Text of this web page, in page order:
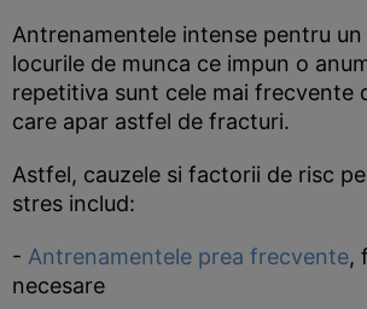
Antrenamentele intense pentru
locurile de munca ce impun o
repetitiva sunt cele mai frecvente
care apar astfel de fracturi.
Astfel, cauzele si factorii de risc
stres includ:
- Antrenamentele prea frecvente,
necesare